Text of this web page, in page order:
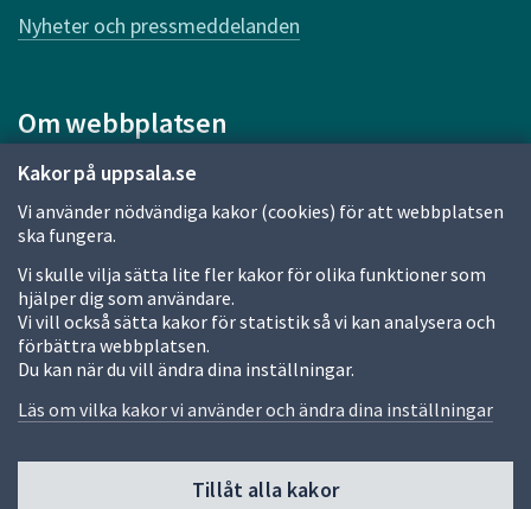
Kakor på uppsala.se
Vi använder nödvändiga kakor (cookies) för att webbplatsen
ska fungera.
Vi skulle vilja sätta lite fler kakor för olika funktioner som
hjälper dig som användare.
Vi vill också sätta kakor för statistik så vi kan analysera och
förbättra webbplatsen.
Du kan när du vill ändra dina inställningar.
Läs om vilka kakor vi använder och ändra dina inställningar
Tillåt alla kakor
Nyheter och pressmeddelanden
Om webbplatsen
Om webbplatsen
Allmänna handlingar och diarium
Behandling av personuppgifter
Kakor
Språk (other languages)
Tillgänglighetsredogörelse
Fler sätt att följa oss